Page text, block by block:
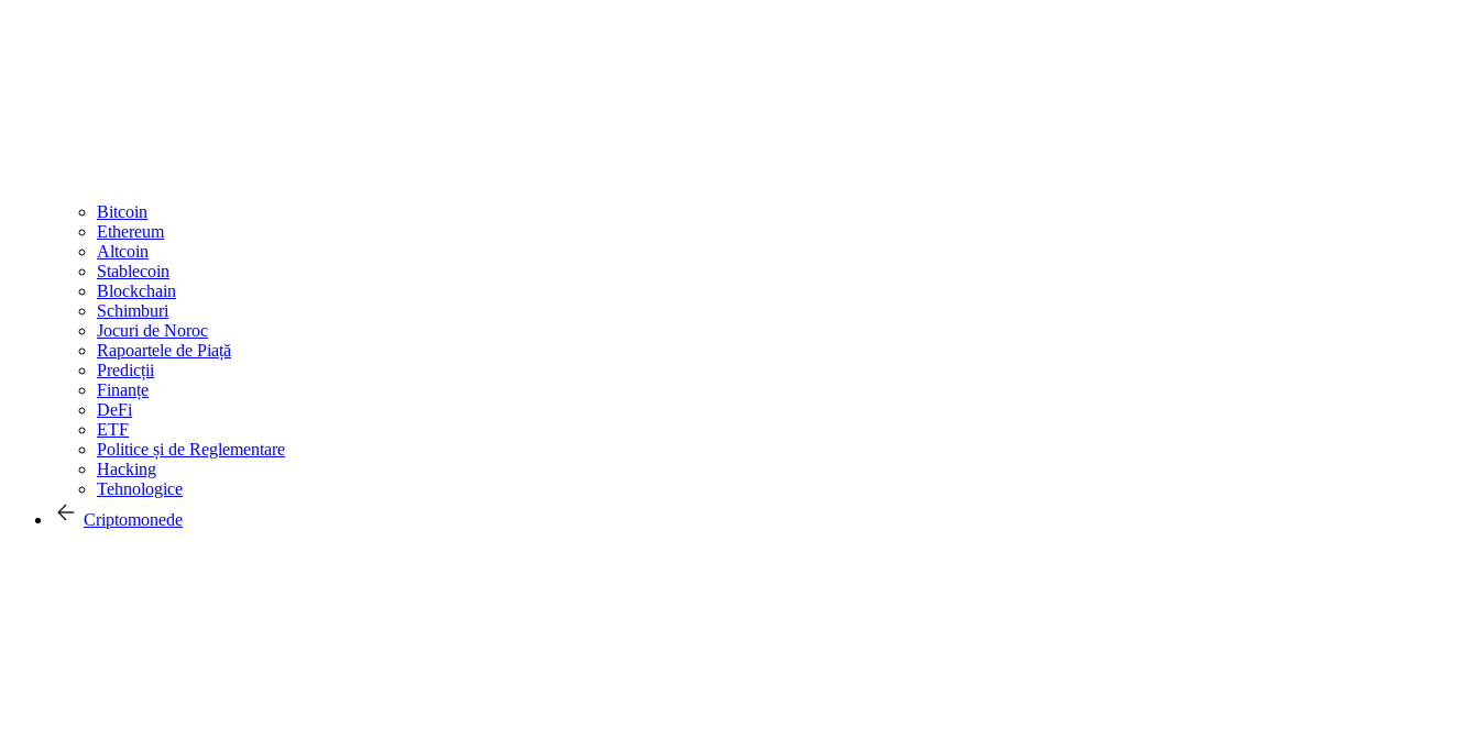
Bitcoin
Ethereum
Altcoin
Stablecoin
Blockchain
Schimburi
Jocuri de Noroc
Rapoartele de Piață
Predicții
Finanțe
DeFi
ETF
Politice și de Reglementare
Hacking
Tehnologice
Criptomonede